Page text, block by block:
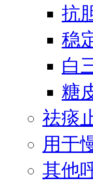
抗
稳
白
糖
祛痰
用于
其他